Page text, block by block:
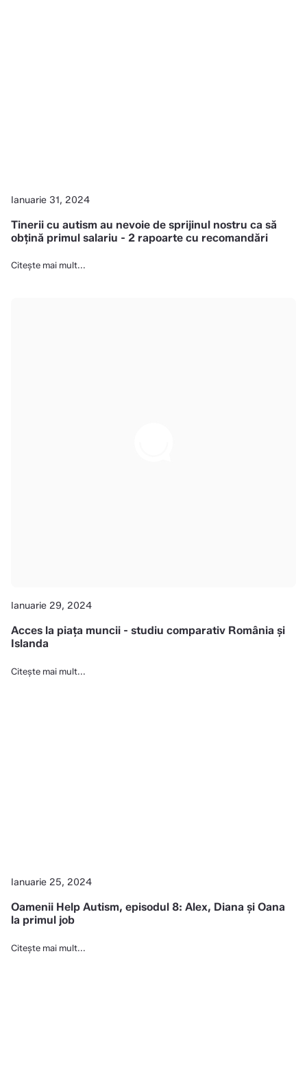
Ianuarie 31, 2024
Tinerii cu autism au nevoie de sprijinul nostru ca să
obțină primul salariu - 2 rapoarte cu recomandări
Citește mai mult...
Ianuarie 29, 2024
Acces la piața muncii - studiu comparativ România și
Islanda
Citește mai mult...
Ianuarie 25, 2024
Oamenii Help Autism, episodul 8: Alex, Diana și Oana
la primul job
Citește mai mult...